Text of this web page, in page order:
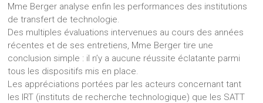
Mme Berger analyse enfin les performances des institutions
de transfert de technologie.
Des multiples évaluations intervenues au cours des années
récentes et de ses entretiens, Mme Berger tire une
conclusion simple : il n’y a aucune réussite éclatante parmi
tous les dispositifs mis en place.
Les appréciations portées par les acteurs concernant tant
les IRT (instituts de recherche technologique) que les SATT